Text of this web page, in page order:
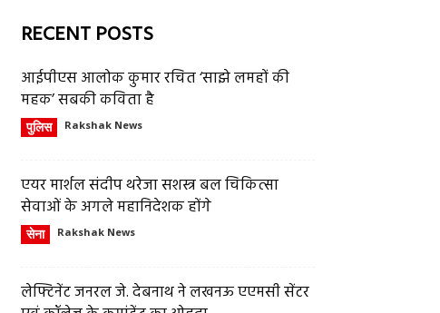
RECENT POSTS
आईपीएस आलोक कुमार रचित ‘साझे लमहों की
महक’ सबकी कविता है
पुलिस Rakshak News
एयर मार्शल संदीप थरेजा सशस्त्र बल चिकित्सा
सेवाओं के अगले महानिदेशक होंगे
सेना Rakshak News
लेफ्टिनेंट जनरल जे. देबनाथ ने लखनऊ एएमसी सेंटर